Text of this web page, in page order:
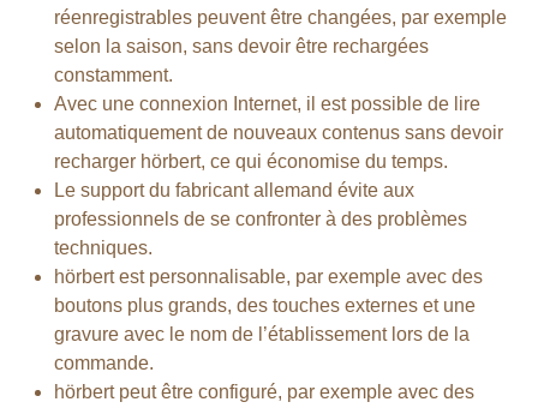
réenregistrables peuvent être changées, par exemple
selon la saison, sans devoir être rechargées
constamment.
Avec une connexion Internet, il est possible de lire
automatiquement de nouveaux contenus sans devoir
recharger hörbert, ce qui économise du temps.
Le support du fabricant allemand évite aux
professionnels de se confronter à des problèmes
techniques.
hörbert est personnalisable, par exemple avec des
boutons plus grands, des touches externes et une
gravure avec le nom de l’établissement lors de la
commande.
hörbert peut être configuré, par exemple avec des